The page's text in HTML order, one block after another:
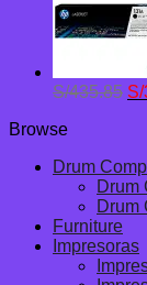
S/
S/435.85 El
S/
S/
Browse
Drum
Drum
Drum
Furniture
Impresoras